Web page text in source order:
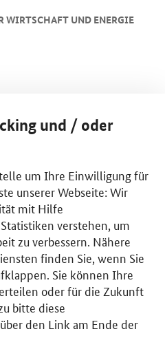
UND ENERGIE
und / oder
um Ihre Einwilligung für
unserer Webseite: Wir
mit Hilfe
verstehen, um
zu verbessern. Nähere
finden Sie, wenn Sie
Sie können Ihre
oder für die Zukunft
bitte diese
den Link am Ende der